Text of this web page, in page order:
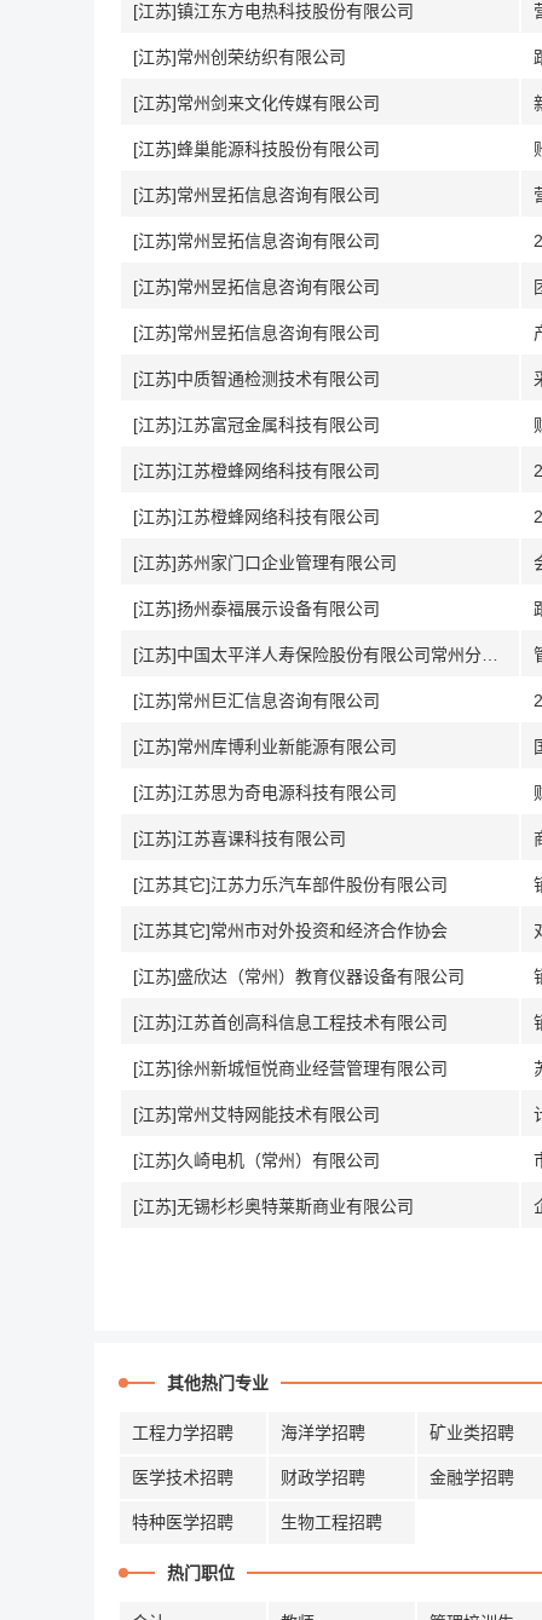
[江苏]镇江东方电热科技股份有限公司
[江苏]常州创荣纺织有限公司
[江苏]常州剑来文化传媒有限公司
[江苏]蜂巢能源科技股份有限公司
[江苏]常州昱拓信息咨询有限公司
[江苏]常州昱拓信息咨询有限公司
[江苏]常州昱拓信息咨询有限公司
[江苏]常州昱拓信息咨询有限公司
[江苏]中质智通检测技术有限公司
[江苏]江苏富冠金属科技有限公司
[江苏]江苏橙蜂网络科技有限公司
[江苏]江苏橙蜂网络科技有限公司
[江苏]苏州家门口企业管理有限公司
[江苏]扬州泰福展示设备有限公司
[江苏]常州巨汇信息咨询有限公司
[江苏]常州库博利业新能源有限公司
[江苏]江苏思为奇电源科技有限公司
[江苏]江苏喜课科技有限公司
[江苏其它]江苏力乐汽车部件股份有限公司
[江苏其它]常州市对外投资和经济合作协会
[江苏]盛欣达（常州）教育仪器设备有限公司
[江苏]江苏首创高科信息工程技术有限公司
[江苏]徐州新城恒悦商业经营管理有限公司
[江苏]常州艾特网能技术有限公司
[江苏]久崎电机（常州）有限公司
[江苏]无锡杉杉奥特莱斯商业有限公司
其他热门专业
工程力学招聘 海洋学招聘 矿业类招聘
医学技术招聘 财政学招聘 金融学招聘
特种医学招聘 生物工程招聘
热门职位